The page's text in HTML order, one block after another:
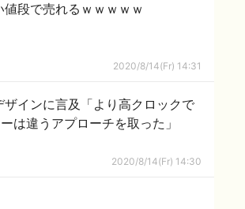
値段で売れるｗｗｗｗｗ
2020/8/14(Fr) 14:31
インに言及「より高クロックで
は違うアプローチを取った」
2020/8/14(Fr) 14:30